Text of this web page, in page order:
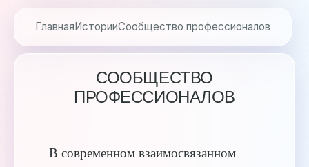
ГлавнаяИсторииСообщество профессионалов
СООБЩЕСТВО
ПРОФЕССИОНАЛОВ
В современном взаимосвязанном